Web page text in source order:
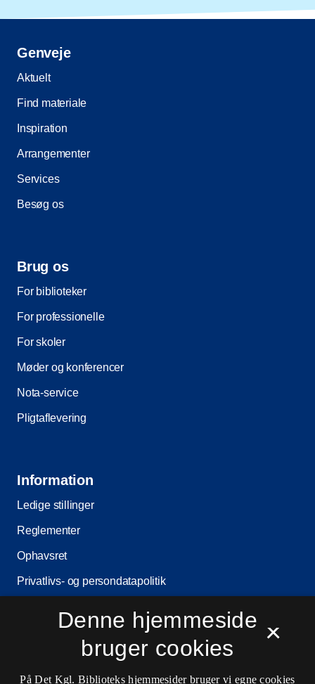
Genveje
Aktuelt
Find materiale
Inspiration
Arrangementer
Services
Besøg os
Brug os
For biblioteker
For professionelle
For skoler
Møder og konferencer
Nota-service
Pligtaflevering
Information
Ledige stillinger
Reglementer
Ophavsret
Privatlivs- og persondatapolitik
Driftsstatus
Cookieindstillinger
×
Denne hjemmeside
bruger cookies
På Det Kgl. Biblioteks hjemmesider bruger vi egne cookies